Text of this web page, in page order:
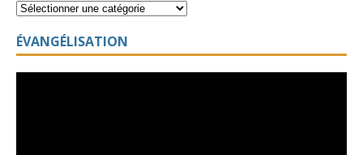
ÉVANGÉLISATION